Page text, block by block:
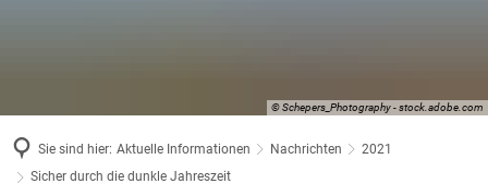
© Schepers_Photography - stock.adobe.com
Sie sind hier: Aktuelle Informationen Nachrichten
2021
Sicher durch die dunkle Jahreszeit